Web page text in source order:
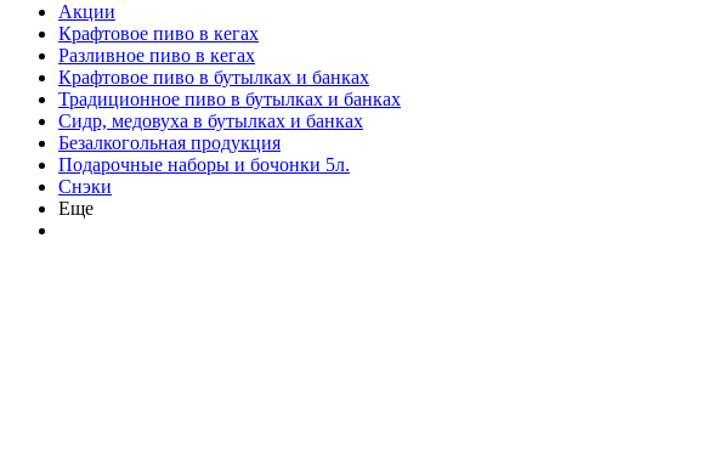
Акции
Крафтовое пиво в кегах
Разливное пиво в кегах
Крафтовое пиво в бутылках и банках
Традиционное пиво в бутылках и банках
Сидр, медовуха в бутылках и банках
Безалкогольная продукция
Подарочные наборы и бочонки 5л.
Снэки
Еще